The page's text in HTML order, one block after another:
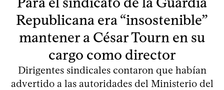
Republicana era “insostenible”
mantener a César Tourn en su
cargo como director
Dirigentes sindicales contaron que habían
advertido a las autoridades del Ministerio del